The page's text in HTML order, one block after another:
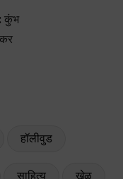
कुंभ
हॉलीवुड
साहित्य खेळ